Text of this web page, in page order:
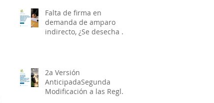
Falta de firma en
demanda de amparo
indirecto, ¿Se desecha o
2a Versión
AnticipadaSegunda
Modificación a las Reglas